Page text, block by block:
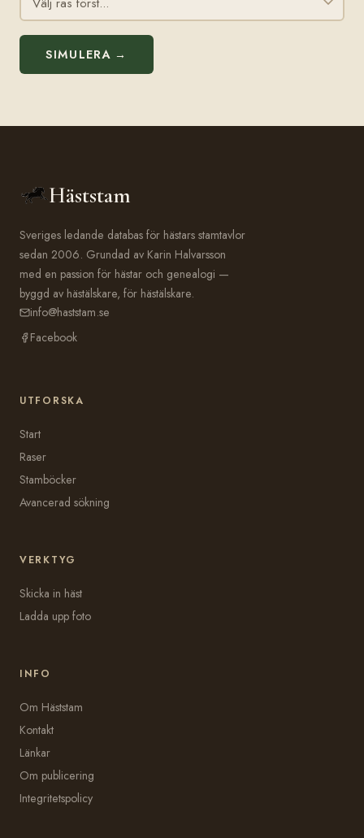
SIMULERA →
Häststam
Sveriges ledande databas för hästars stamtavlor
sedan 2006. Grundad av Karin Halvarsson
med en passion för hästar och genealogi —
byggd av hästälskare, för hästälskare.
info@haststam.se
Facebook
UTFORSKA
Start
Raser
Stamböcker
Avancerad sökning
VERKTYG
Skicka in häst
Ladda upp foto
INFO
Om Häststam
Kontakt
Länkar
Om publicering
Integritetspolicy